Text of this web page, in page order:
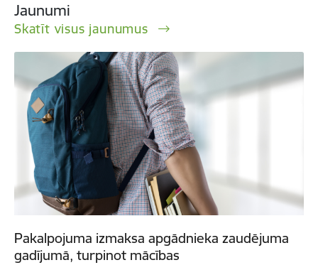
Jaunumi
Skatīt visus jaunumus
Pakalpojuma izmaksa apgādnieka zaudējuma
gadījumā, turpinot mācības